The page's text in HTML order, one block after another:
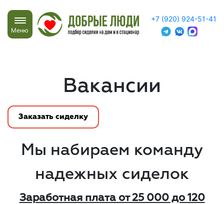
Меню
+7 (920) 924-51-41
Вакансии
Заказать сиделку
Мы набираем команду
надежных сиделок
Заработная плата от 25 000 до 120